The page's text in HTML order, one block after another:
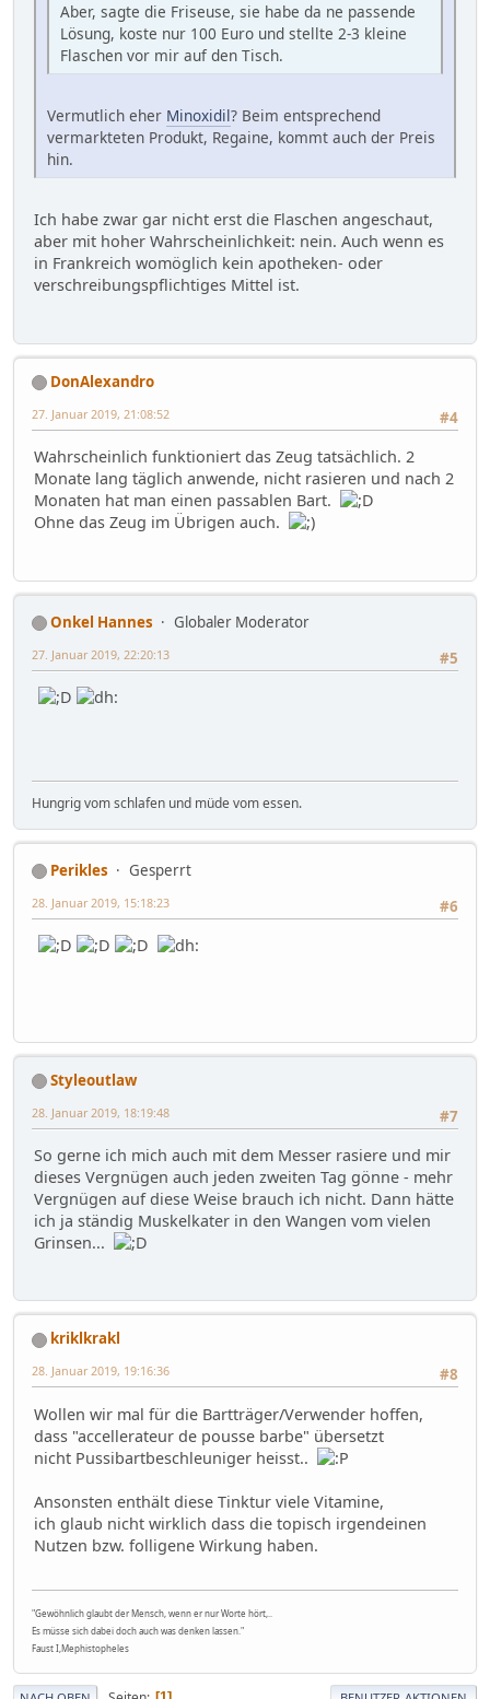
Aber, sagte die Friseuse, sie habe da ne passende
Lösung, koste nur 100 Euro und stellte 2-3 kleine
Flaschen vor mir auf den Tisch.
Vermutlich eher Minoxidil? Beim entsprechend
vermarkteten Produkt, Regaine, kommt auch der Preis
hin.
Ich habe zwar gar nicht erst die Flaschen angeschaut,
aber mit hoher Wahrscheinlichkeit: nein. Auch wenn es
in Frankreich womöglich kein apotheken- oder
verschreibungspflichtiges Mittel ist.
DonAlexandro
#4
27. Januar 2019, 21:08:52
Wahrscheinlich funktioniert das Zeug tatsächlich. 2
Monate lang täglich anwende, nicht rasieren und nach 2
Monaten hat man einen passablen Bart.
Ohne das Zeug im Übrigen auch.
Onkel Hannes
Globaler Moderator
#5
27. Januar 2019, 22:20:13
Hungrig vom schlafen und müde vom essen.
Perikles
Gesperrt
#6
28. Januar 2019, 15:18:23
Styleoutlaw
#7
28. Januar 2019, 18:19:48
So gerne ich mich auch mit dem Messer rasiere und mir
dieses Vergnügen auch jeden zweiten Tag gönne - mehr
Vergnügen auf diese Weise brauch ich nicht. Dann hätte
ich ja ständig Muskelkater in den Wangen vom vielen
Grinsen...
kriklkrakl
#8
28. Januar 2019, 19:16:36
Wollen wir mal für die Bartträger/Verwender hoffen,
dass "accellerateur de pousse barbe" übersetzt
nicht Pussibartbeschleuniger heisst..
Ansonsten enthält diese Tinktur viele Vitamine,
ich glaub nicht wirklich dass die topisch irgendeinen
Nutzen bzw. folligene Wirkung haben.
"Gewöhnlich glaubt der Mensch, wenn er nur Worte hört,..
Es müsse sich dabei doch auch was denken lassen."
Faust I,Mephistopheles